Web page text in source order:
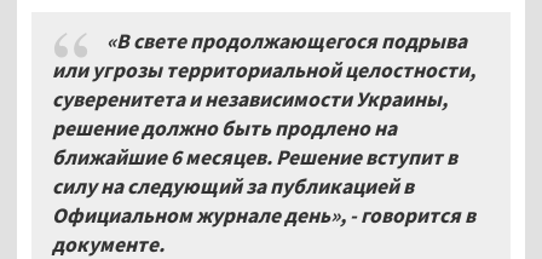
«В свете продолжающегося подрыва
или угрозы территориальной целостности,
суверенитета и независимости Украины,
решение должно быть продлено на
ближайшие 6 месяцев. Решение вступит в
силу на следующий за публикацией в
Официальном журнале день», - говорится в
документе.